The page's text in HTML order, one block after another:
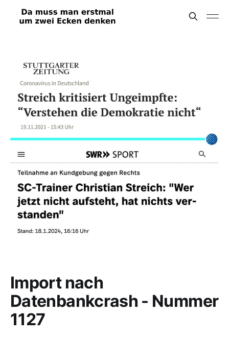
Import nach
Datenbankcrash - Nummer
1127